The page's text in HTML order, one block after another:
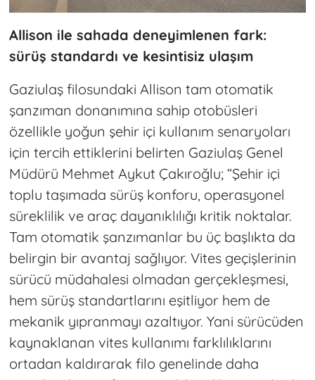
Allison ile sahada deneyimlenen fark:
sürüş standardı ve kesintisiz ulaşım
Gaziulaş filosundaki Allison tam otomatik
şanzıman donanımına sahip otobüsleri
özellikle yoğun şehir içi kullanım senaryoları
için tercih ettiklerini belirten Gaziulaş Genel
Müdürü Mehmet Aykut Çakıroğlu; “Şehir içi
toplu taşımada sürüş konforu, operasyonel
süreklilik ve araç dayanıklılığı kritik noktalar.
Tam otomatik şanzımanlar bu üç başlıkta da
belirgin bir avantaj sağlıyor. Vites geçişlerinin
sürücü müdahalesi olmadan gerçekleşmesi,
hem sürüş standartlarını eşitliyor hem de
mekanik yıpranmayı azaltıyor. Yani sürücüden
kaynaklanan vites kullanımı farklılıklarını
ortadan kaldırarak filo genelinde daha